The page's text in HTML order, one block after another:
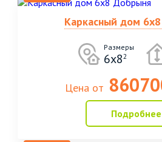
Каркасный дом
Размеры
6х82
Цена от
Подробнее